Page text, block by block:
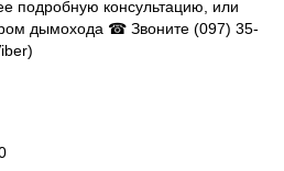
подробную консультацию, или
дымохода ☎ Звоните (097) 35-